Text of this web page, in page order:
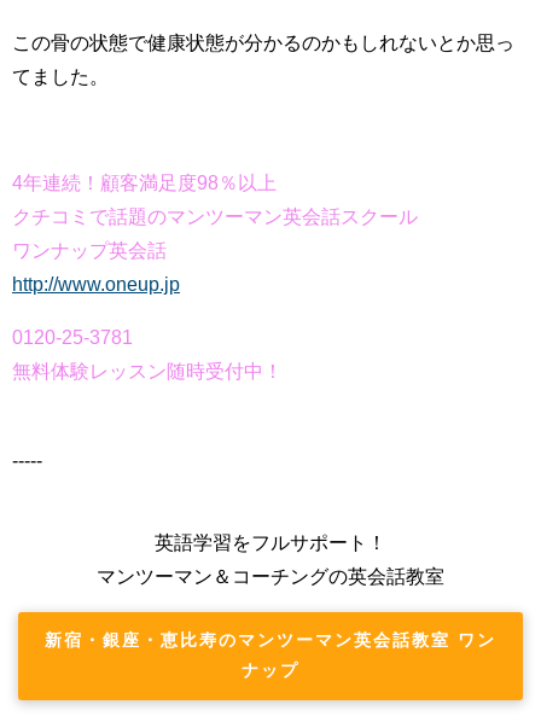
この骨の状態で健康状態が分かるのかもしれないとか思っ
てました。
4年連続！顧客満足度98％以上
クチコミで話題のマンツーマン英会話スクール
ワンナップ英会話
http://www.oneup.jp
0120-25-3781
無料体験レッスン随時受付中！
-----
英語学習をフルサポート！
マンツーマン＆コーチングの英会話教室
新宿・銀座・恵比寿のマンツーマン英会話教室 ワン
ナップ